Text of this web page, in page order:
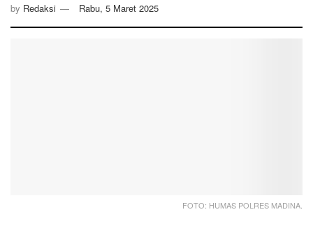
by Redaksi Rabu, 5 Maret 2025
FOTO: HUMAS POLRES MADINA.